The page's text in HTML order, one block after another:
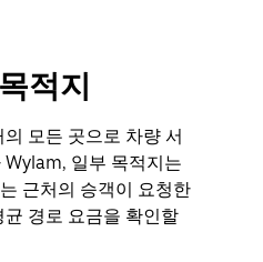
적지
모든 곳으로 차량 서
일부 목적지는
근처의 승객이 요청한
경로 요금을 확인할